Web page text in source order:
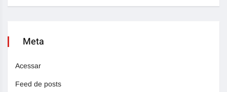
Meta
Acessar
Feed de posts